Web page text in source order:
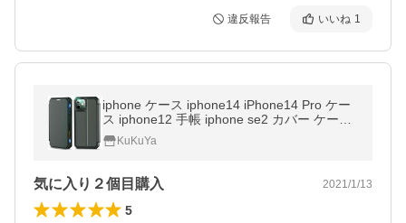
違反報告 いいね 1
iphone ケース iphone14 iPhone14 Pro ケー
ス iphone12 手帳 iphone se2 カバー ケース
スマホケース iphone 12 pro iPhone11 pro iP
hone8 手帳型 ケース
KuKuYa
気に入り２個目購入 2021/1/13
5